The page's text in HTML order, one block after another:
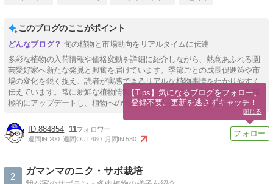
このブログのここがポイント
旬の植物と市場動向をリアルタイムに伝達
多彩な植物の入荷情報や価格変動を詳細に紹介しながら、熱意あふれる園
芸愛好家へ新たな発見と興奮を届けています。季節ごとの成長促進策や市
場の変化を鋭く捉え、読者が実感できるリアルな植物事情をわかりやすく
伝えています。常に新鮮な植物情報とともに、品揃えや入荷予定なども積
極的にアップデートし、植物への情熱と知識を共有しています。
884854 11
週間IN:200 週間OUT:480 月間IN:530
2
ガマンマのニク・サボ栽培
【Tips】気になるブログをフォロー。
登録不要。更新を逃さずキャッチ！
閉じる